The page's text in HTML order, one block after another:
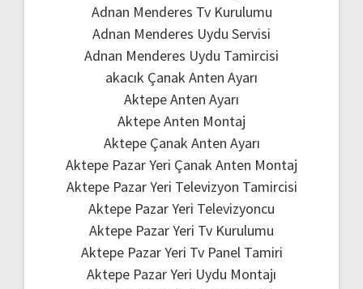
Adnan Menderes Tv Kurulumu
Adnan Menderes Uydu Servisi
Adnan Menderes Uydu Tamircisi
akacık Çanak Anten Ayarı
Aktepe Anten Ayarı
Aktepe Anten Montaj
Aktepe Çanak Anten Ayarı
Aktepe Pazar Yeri Çanak Anten Montaj
Aktepe Pazar Yeri Televizyon Tamircisi
Aktepe Pazar Yeri Televizyoncu
Aktepe Pazar Yeri Tv Kurulumu
Aktepe Pazar Yeri Tv Panel Tamiri
Aktepe Pazar Yeri Uydu Montajı